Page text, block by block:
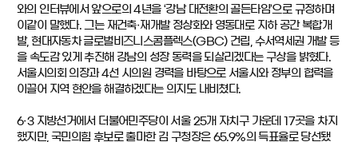
와의 인터뷰에서 앞으로의 4년을 ‘강남 대전환의 골든타임’으로 규정하며
이같이 말했다. 그는 재건축·재개발 정상화와 영동대로 지하 공간 복합개
발, 현대자동차 글로벌비즈니스콤플렉스(GBC) 건립, 수서역세권 개발 등
을 속도감 있게 추진해 강남의 성장 동력을 되살리겠다는 구상을 밝혔다.
서울시의회 의장과 4선 시의원 경력을 바탕으로 서울시와 정부의 협력을
이끌어 지역 현안을 해결하겠다는 의지도 내비쳤다.
6·3 지방선거에서 더불어민주당이 서울 25개 자치구 가운데 17곳을 차지
했지만, 국민의힘 후보로 출마한 김 구청장은 65.9%의 득표율로 당선됐